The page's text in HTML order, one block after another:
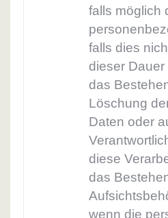
falls möglich
falls dies
dieser Dauer
das
Löschung
Daten oder
diese
das
wenn die